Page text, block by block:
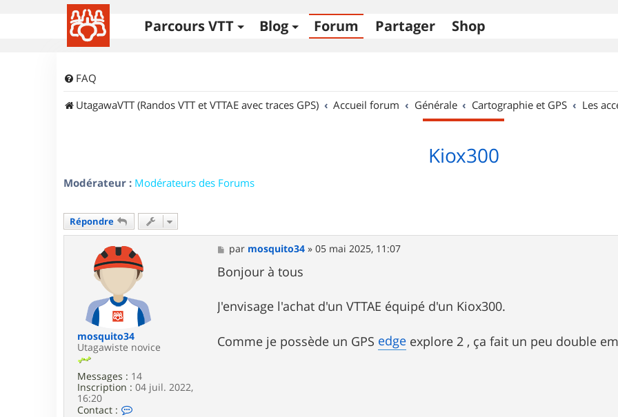
Parcours VTT Blog Forum Partager Shop
FAQ
UtagawaVTT (Randos VTT et VTTAE avec traces GPS)
Accueil forum Générale Cartographie et GPS Les
Kiox300
Modérateur : Modérateurs des Forums
Répondre
mosquito34
Utagawiste novice
Messages : 14
Inscription : 04 juil. 2022,
16:20
Contact :
M
e
s
s
g
e
par mosquito34 »05 mai 2025, 11:07
Bonjour à tous
J'envisage l'achat d'un VTTAE équipé d'un Kiox300.
Comme je possède un GPS edge explore 2 , ça fait un peu double